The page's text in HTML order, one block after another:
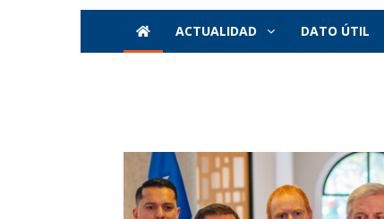
ACTUALIDAD DATO ÚTIL